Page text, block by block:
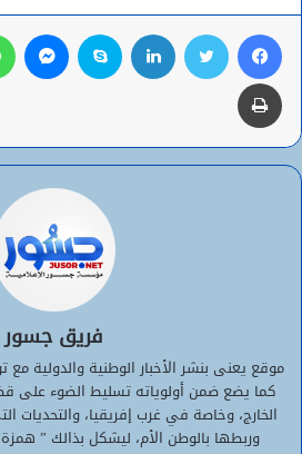
فيسبوك تويتر لينكدإن سكايب
طباعة
فريق جسور
موقع يعنى بنشر الأخبار الوطنية والدولية
كما يضع ضمن أولوياته تسليط الضوء على
الخارج، وخاصة في غرب إفريقيا، والتحديات
وربطها بالوطن الأم، ليشكل بذالك ”